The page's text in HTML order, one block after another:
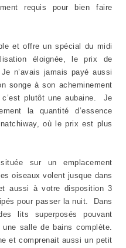
requis pour bien faire
et offre un spécial du midi
éloignée, le prix de
n’avais jamais payé aussi
songe à son acheminement
c’est plutôt une aubaine. Je
la quantité d’essence
où le prix est plus
sur un emplacement
oiseaux volent jusque dans
aussi à votre disposition 3
pour passer la nuit. Dans
lits superposés pouvant
salle de bains complète.
et comprenait aussi un petit